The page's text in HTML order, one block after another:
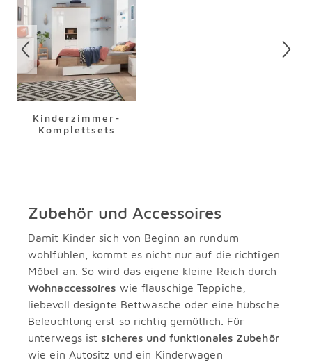
Kinderzimmer-
Komplettsets
Zubehör und Accessoires
Damit Kinder sich von Beginn an rundum
wohlfühlen, kommt es nicht nur auf die richtigen
Möbel an. So wird das eigene kleine Reich durch
Wohnaccessoires wie flauschige Teppiche,
liebevoll designte Bettwäsche oder eine hübsche
Beleuchtung erst so richtig gemütlich. Für
unterwegs istsicheres und funktionales Zubehör
wie ein Autositz und ein Kinderwagen